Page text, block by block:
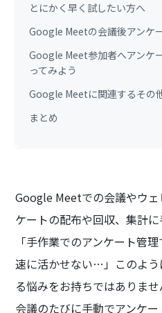
とにかく早く試したい方へ
Google Meetの会議後アンケ
Google Meet参加者へアンケ
ってみよう
Google Meetに関連するその
まとめ
Google Meetでの会議やウ
ケートの配布や回収、集計
「手作業でのアンケート管
速に活かせない…」このよ
る悩みをお持ちではありませ
会議のたびに手動でアンケ